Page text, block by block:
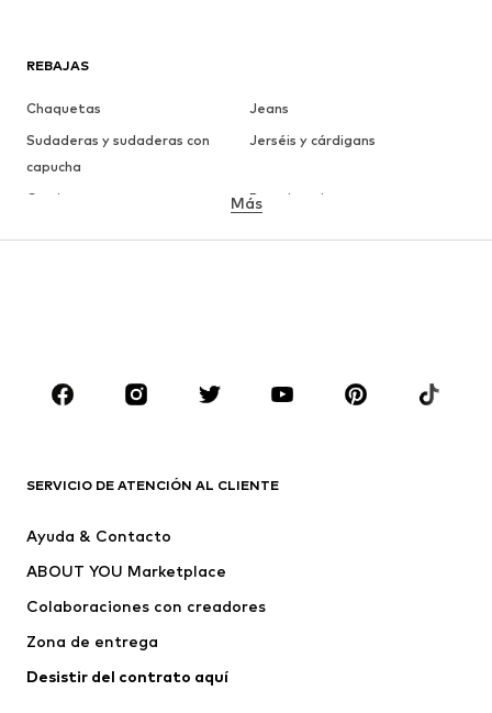
REBAJAS
Chaquetas
Jeans
Sudaderas y sudaderas con
capucha
Jerséis y cárdigans
Camisetas
Ropa interior
ROPA
Camisetas
Jeans
Pantalones
Ropa interior
Jerséis y cárdigans
Trajes y chaquetas
Ropa de baño
Más
SERVICIO DE ATENCIÓN AL CLIENTE
Ayuda & Contacto
ABOUT YOU Marketplace
Colaboraciones con creadores
Zona de entrega
Desistir del contrato aquí